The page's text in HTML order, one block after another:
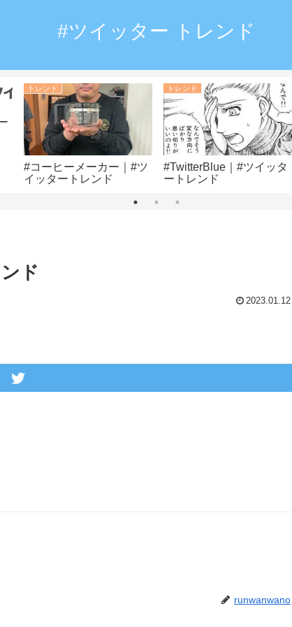
#ツイッター トレンド
トレンド
#コーヒーメーカー｜#ツ
イッタートレンド
トレンド
#TwitterBlue｜#ツイッタ
ートレンド
ド
2023.01.12
runwanwano